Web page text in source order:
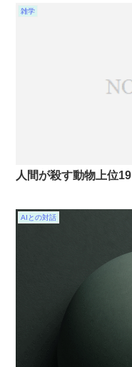
雑学
人間が殺す動物上位19
AIとの対話